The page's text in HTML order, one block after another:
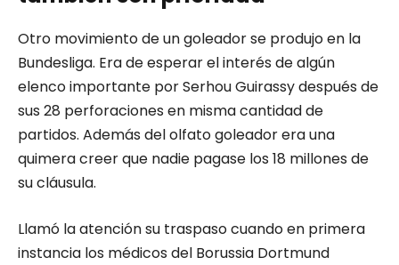
Otro movimiento de un goleador se produjo en la
Bundesliga. Era de esperar el interés de algún
elenco importante por Serhou Guirassy después de
sus 28 perforaciones en misma cantidad de
partidos. Además del olfato goleador era una
quimera creer que nadie pagase los 18 millones de
su cláusula.
Llamó la atención su traspaso cuando en primera
instancia los médicos del Borussia Dortmund